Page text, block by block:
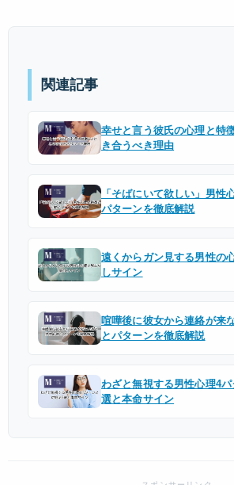
関連記事
幸せと言う彼氏の心理と特
き合うべき理由
「そばにいて欲しい」男性
パターンを徹底解説
遠くからガン見する男性の
しサイン
喧嘩後に彼女から連絡が来
とパターンを徹底解説
わざと無視する男性心理4
選と本命サイン